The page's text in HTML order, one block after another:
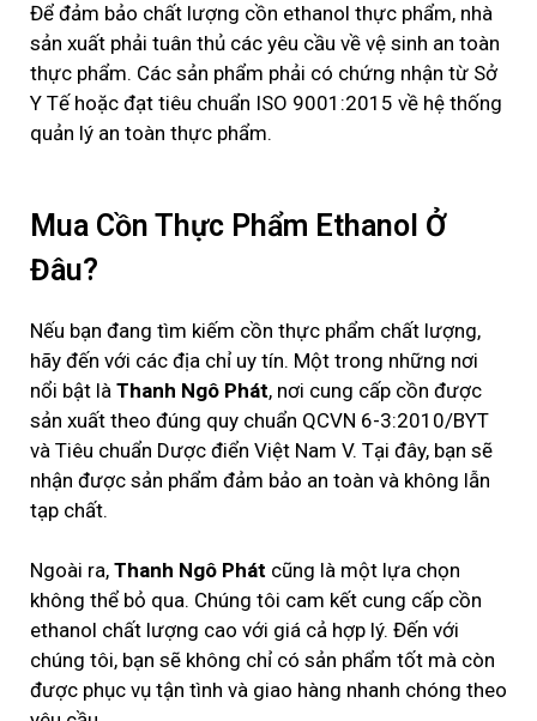
Để đảm bảo chất lượng cồn ethanol thực phẩm, nhà
sản xuất phải tuân thủ các yêu cầu về vệ sinh an toàn
thực phẩm. Các sản phẩm phải có chứng nhận từ Sở
Y Tế hoặc đạt tiêu chuẩn ISO 9001:2015 về hệ thống
quản lý an toàn thực phẩm.
Mua Cồn Thực Phẩm Ethanol Ở
Đâu?
Nếu bạn đang tìm kiếm cồn thực phẩm chất lượng,
hãy đến với các địa chỉ uy tín. Một trong những nơi
nổi bật là Thanh Ngô Phát, nơi cung cấp cồn được
sản xuất theo đúng quy chuẩn QCVN 6-3:2010/BYT
và Tiêu chuẩn Dược điển Việt Nam V. Tại đây, bạn sẽ
nhận được sản phẩm đảm bảo an toàn và không lẫn
tạp chất.
Ngoài ra, Thanh Ngô Phát cũng là một lựa chọn
không thể bỏ qua. Chúng tôi cam kết cung cấp cồn
ethanol chất lượng cao với giá cả hợp lý. Đến với
chúng tôi, bạn sẽ không chỉ có sản phẩm tốt mà còn
được phục vụ tận tình và giao hàng nhanh chóng theo